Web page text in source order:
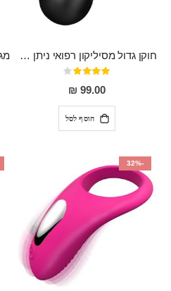
חוקן גדול מסיליקון רפואי ניתן לשימוש גם כפלאג וגם כחרוזים אנאלים
דירוג:
80%
99.00 ₪
הוסף לסל
-32%